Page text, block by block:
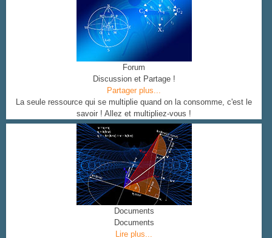
Forum
Discussion et Partage !
Partager plus...
La seule ressource qui se multiplie quand on la consomme, c'est le
savoir ! Allez et multipliez-vous !
Documents
Documents
Lire plus...